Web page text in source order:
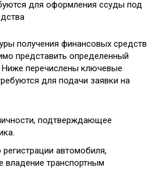
получения финансовых средств
представить определенный
Ниже перечислены ключевые
для подачи заявки на
подтверждающее
автомобиля,
транспортным